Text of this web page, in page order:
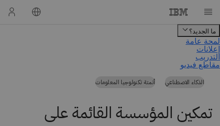
الذكاء الاصطناعي أتمتة تكنولوجيا المعلومات
تمكين المؤسسة القائمة على